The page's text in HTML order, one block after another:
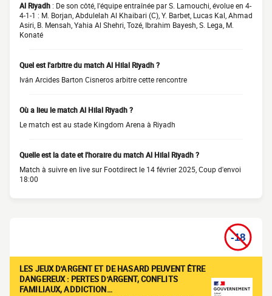
Al Riyadh : De son côté, l'équipe entraînée par S. Lamouchi, évolue en 4-
4-1-1 : M. Borjan, Abdulelah Al Khaibari (C), Y. Barbet, Lucas Kal, Ahmad
Asiri, B. Mensah, Yahia Al Shehri, Tozé, Ibrahim Bayesh, S. Lega, M.
Konaté
Quel est l'arbitre du match Al Hilal Riyadh ?
Iván Arcides Barton Cisneros arbitre cette rencontre
Où a lieu le match Al Hilal Riyadh ?
Le match est au stade Kingdom Arena à Riyadh
Quelle est la date et l'horaire du match Al Hilal Riyadh ?
Match à suivre en live sur Footdirect le 14 février 2025, Coup d'envoi
18:00
LES JEUX D'ARGENT ET DE HASARD PEUVENT ÊTRE
DANGEREUX : PERTES D'ARGENT, CONFLITS
FAMILIAUX, ADDICTION…